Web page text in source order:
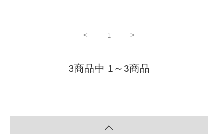
< 1 >
3商品中 1～3商品